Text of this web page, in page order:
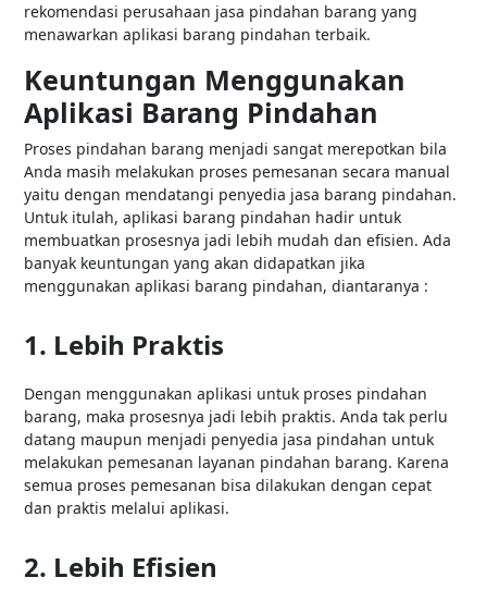
rekomendasi perusahaan jasa pindahan barang yang
menawarkan aplikasi barang pindahan terbaik.
Keuntungan Menggunakan
Aplikasi Barang Pindahan
Proses pindahan barang menjadi sangat merepotkan bila
Anda masih melakukan proses pemesanan secara manual
yaitu dengan mendatangi penyedia jasa barang pindahan.
Untuk itulah, aplikasi barang pindahan hadir untuk
membuatkan prosesnya jadi lebih mudah dan efisien. Ada
banyak keuntungan yang akan didapatkan jika
menggunakan aplikasi barang pindahan, diantaranya :
1. Lebih Praktis
Dengan menggunakan aplikasi untuk proses pindahan
barang, maka prosesnya jadi lebih praktis. Anda tak perlu
datang maupun menjadi penyedia jasa pindahan untuk
melakukan pemesanan layanan pindahan barang. Karena
semua proses pemesanan bisa dilakukan dengan cepat
dan praktis melalui aplikasi.
2. Lebih Efisien